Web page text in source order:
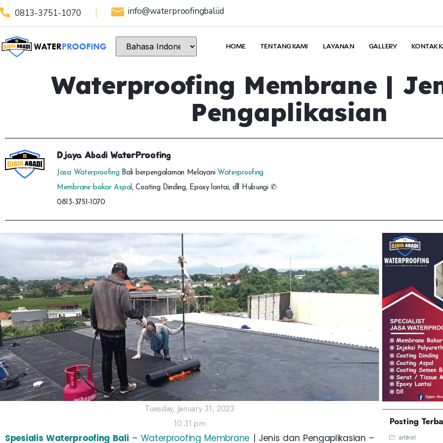
0813-3751-1070 info@waterproofingbali.id
HOME TENTANG KAMI LAYANAN GALLERY KONTAK
Waterproofing Membrane |
Pengaplikasian
Djaya Abadi WaterProofing
Jasa Waterproofing Bali berpengalaman Melayani Waterproofing
Membrane bakar Aspal, Coating Dinding, Epoxy lantai, dll Hubungi ✆
0813-3751-1070
Tuesday, January 31, 2023
10:31 pm
Spesialis Waterproofing Bali – Waterproofing Membrane | Jenis dan Pengaplikasian –
Posting
artikel